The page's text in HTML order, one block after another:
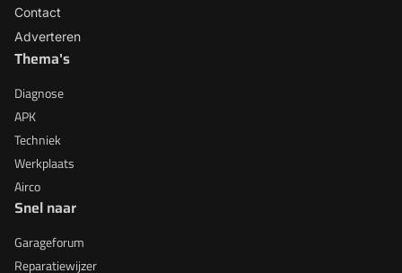
Contact
Adverteren
Thema's
Diagnose
APK
Techniek
Werkplaats
Airco
Snel naar
Garageforum
Reparatiewijzer